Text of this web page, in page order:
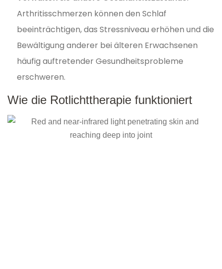
Arthritisschmerzen können den Schlaf
beeinträchtigen, das Stressniveau erhöhen und die
Bewältigung anderer bei älteren Erwachsenen
häufig auftretender Gesundheitsprobleme
erschweren.
Wie die Rotlichttherapie funktioniert